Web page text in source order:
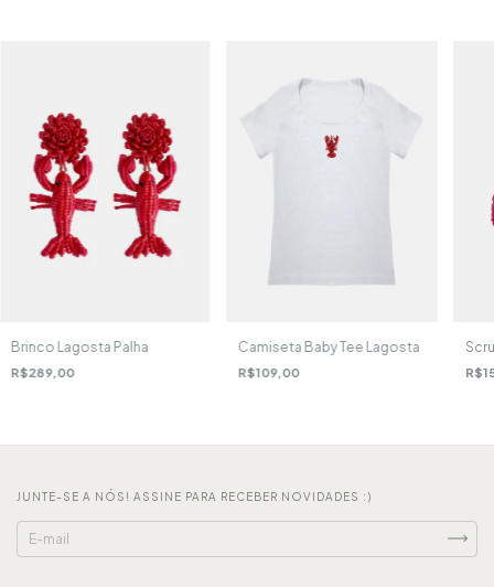
Brinco Lagosta Palha
R$289,00
Camiseta Baby Tee Lagosta
R$109,00
JUNTE-SE A NÓS! ASSINE PARA RECEBER NOVIDADES :)